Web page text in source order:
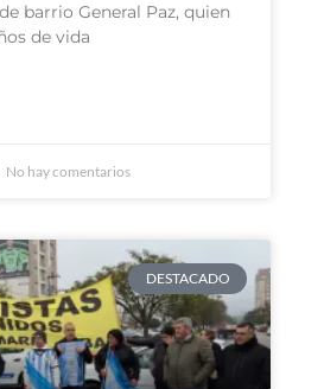
barrio General Paz, quien
de vida
No hay comentarios
DESTACADO